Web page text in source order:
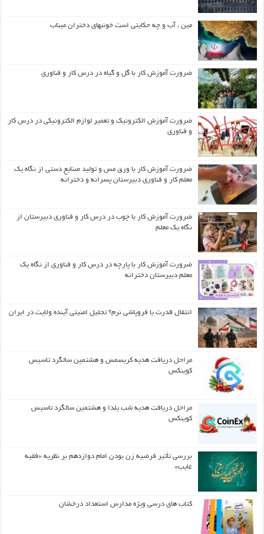
مین ، آب و چه حکایتی است خونبهای دختران میناب
ضرورت آموزش کار با گل و گیاه در درس کار و فناوری
ضرورت آموزش الکترونیک و تعمیر لوازم الکترونیکی در درس کار
و فناوری
ضرورت آموزش کار با ورق مس و تولید صنایع دستی از نگاه یک
معلم کار و فناوری دبیرستان پسرانه و دخترانه
ضرورت آموزش کار با چوب در درس کار و فناوری دبیرستان از
نگاه یک معلم
ضرورت آموزش کار با پارچه در درس کار و فناوری از نگاه یک
معلم دبیرستان دخترانه
انتقال قدرت یا فروپاشی نرم؟ تحلیل امنیتی آینده ولایت در ایران
مراحل دریافت هدیه کریسمس و هشتمین سالگرد تاسیس
کوینکس
مراحل دریافت هدیه شب یلدا و هشتمین سالگرد تاسیس
کوینکس
بررسی تأثیر فرضیه زن بودن امام دوازدهم بر نظریه «فقیه
غایب»
کتاب های درسی ویژه مدارس استعداد درخشان